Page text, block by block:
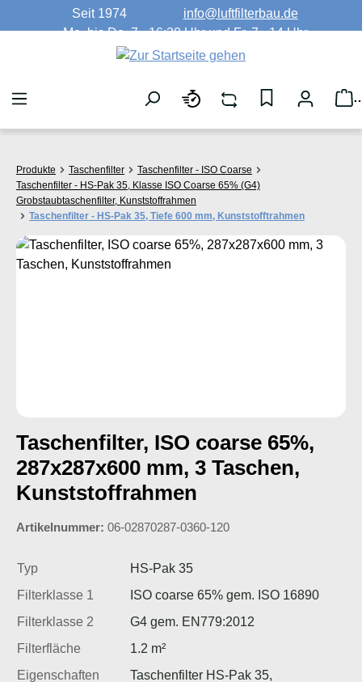
Zum Hauptinhalt springen
Seit 1974
info@luftfilterbau.de
Mo. bis Do. 7 - 16:30 Uhr und Fr. 7 - 14 Uhr
Produkte Taschenfilter
Taschenfilter - ISO Coarse
Taschenfilter - HS-Pak 35, Klasse ISO Coarse 65% (G4)
Grobstaubtaschenfilter, Kunststoffrahmen
Taschenfilter - HS-Pak 35, Tiefe 600 mm, Kunststofftrahmen
Bildergalerie überspringen
Taschenfilter, ISO coarse 65%,
287x287x600 mm, 3 Taschen,
Kunststoffrahmen
Artikelnummer: 06-02870287-0360-120
Typ
HS-Pak 35
Filterklasse 1
ISO coarse 65% gem. ISO 16890
Filterklasse 2
G4 gem. EN779:2012
Filterfläche
1.2 m²
Eigenschaften
Taschenfilter HS-Pak 35,